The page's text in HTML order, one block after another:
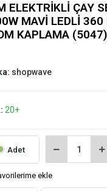
ELEKTRİKLİ ÇAY
MAVİ LEDLİ 360
KAPLAMA (5047)
shopwave
20+
Adet
ekle